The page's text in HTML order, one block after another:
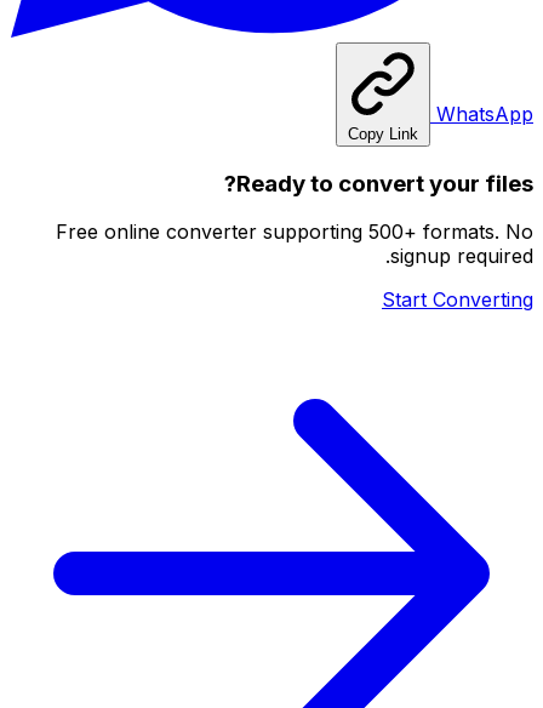
WhatsApp
Copy Link
Ready to convert your files?
Free online converter supporting 500+ formats. No
signup required.
Start Converting